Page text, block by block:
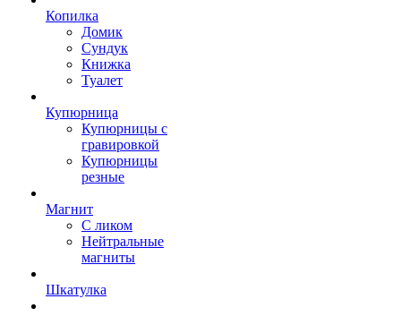
Копилка
Домик
Сундук
Книжка
Туалет
Купюрница
Купюрницы с
гравировкой
Купюрницы
резные
Магнит
С ликом
Нейтральные
магниты
Шкатулка